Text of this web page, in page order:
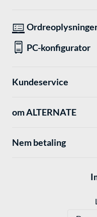
PC-konfigurator
Kundeservice
om ALTERNATE
Nem betaling